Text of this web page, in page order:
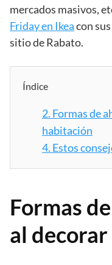
mercados masivos,
Friday en Ikeacon
sitio de Rabato.
Índice
2. Formas de
habitación
4. Estos
Formas
al